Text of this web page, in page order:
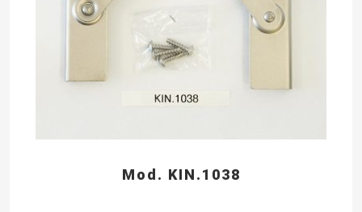
Mod. KIN.1038